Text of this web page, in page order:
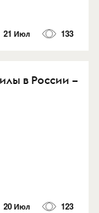
21 Июл 133
в России –
20 Июл 123